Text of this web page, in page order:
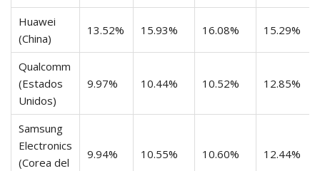
Huawei
(China)
13.52% 15.93% 16.08% 15.29%
Qualcomm
(Estados
Unidos)
9.97% 10.44% 10.52% 12.85%
Samsung
Electronics
(Corea del
9.94% 10.55% 10.60% 12.44%